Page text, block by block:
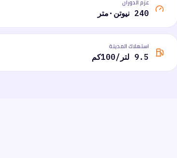
عزم الدوران
240 نيوتن·متر
استهلاك المدينة
9.5 لتر/100كم